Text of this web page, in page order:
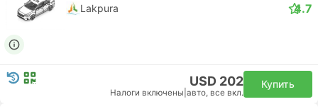
Lakpura 4.7
USD 202
Налоги включены авто, все вкл.
Купить